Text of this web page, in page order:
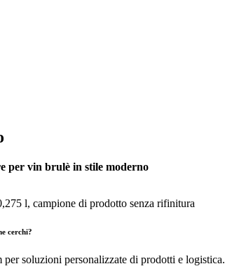
per vin brulè in stile moderno
l, campione di prodotto senza rifinitura
cerchi?
soluzioni personalizzate di prodotti e logistica.